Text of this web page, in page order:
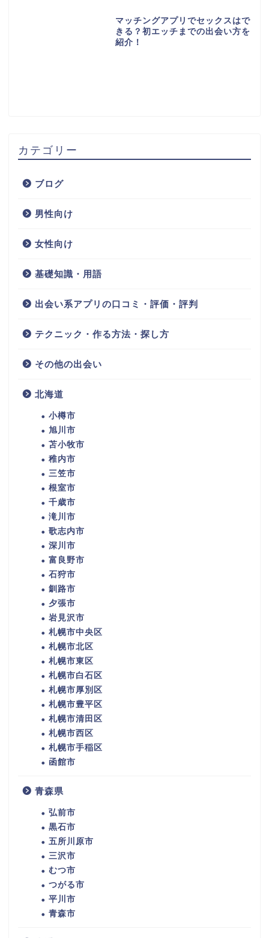
マッチングアプリでセックスはで
きる？初エッチまでの出会い方を
紹介！
カテゴリー
ブログ
男性向け
女性向け
基礎知識・用語
出会い系アプリの口コミ・評価・評判
テクニック・作る方法・探し方
その他の出会い
北海道
小樽市
旭川市
苫小牧市
稚内市
三笠市
根室市
千歳市
滝川市
歌志内市
深川市
富良野市
石狩市
釧路市
夕張市
岩見沢市
札幌市中央区
札幌市北区
札幌市東区
札幌市白石区
札幌市厚別区
札幌市豊平区
札幌市清田区
札幌市西区
札幌市手稲区
函館市
青森県
弘前市
黒石市
五所川原市
三沢市
むつ市
つがる市
平川市
青森市